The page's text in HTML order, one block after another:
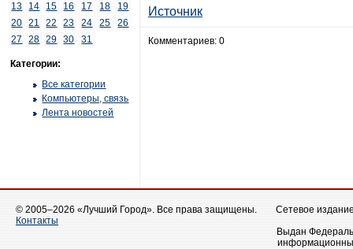
13
14 15 16 17 18
19
20
21 22 23 24 25
26
27
28 29 30 31
Категории:
Все категории
Компьютеры, связь
Лента новостей
Источник
Комментариев: 0
© 2005–2026 «Лучший Город». Все права защищены.
Контакты
Сетевое
Выдан